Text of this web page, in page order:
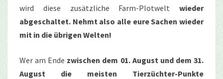
wird diese zusätzliche Farm-Plotwelt wieder
abgeschaltet. Nehmt also alle eure Sachen wieder
mit in die übrigen Welten!
Wer am Ende zwischen dem 01. August und dem 31.
August die meisten Tierzüchter-Punkte